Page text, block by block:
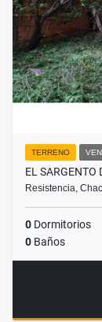
TERRENO
EL
Resistencia,
0 Dormitorios
0 Baños